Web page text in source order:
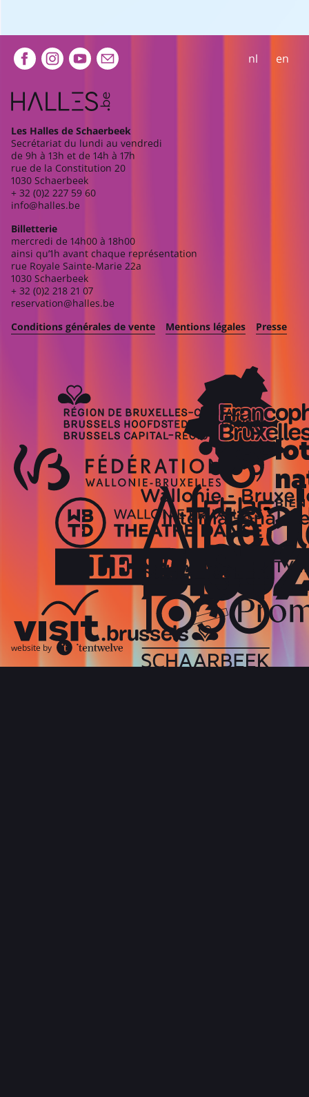
Extra navigation nl en
Les Halles de Schaerbeek
Secrétariat du lundi au vendredi
de 9h à 13h et de 14h à 17h
rue de la Constitution 20
1030 Schaerbeek
+ 32 (0)2 227 59 60
info@halles.be
Billetterie
mercredi de 14h00 à 18h00
ainsi qu’1h avant chaque représentation
rue Royale Sainte-Marie 22a
1030 Schaerbeek
+ 32 (0)2 218 21 07
reservation@halles.be
Conditions générales de vente
Mentions légales Presse
website by